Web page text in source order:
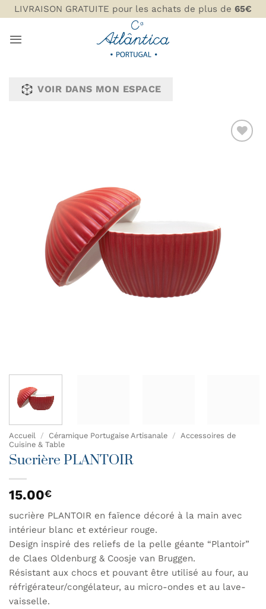
Passer
au
contenu
LIVRAISON GRATUITE pour les achats de plus de 65€
VOIR DANS MON ESPACE
Accueil / Céramique Portugaise Artisanale /
Accessoires de
Cuisine & Table
Sucrière PLANTOIR
15.00€
sucrière PLANTOIR en faïence décoré à la main avec
intérieur blanc et extérieur rouge.
Design inspiré des reliefs de la pelle géante “Plantoir”
de Claes Oldenburg & Coosje van Bruggen.
Résistant aux chocs et pouvant être utilisé au four, au
réfrigérateur/congélateur, au micro-ondes et au lave-
vaisselle.